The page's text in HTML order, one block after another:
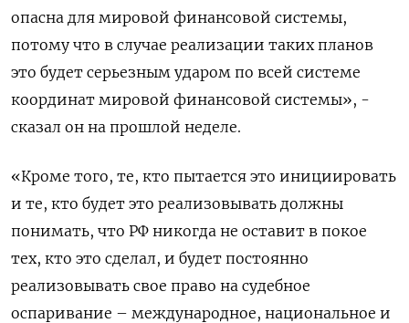
опасна для мировой финансовой системы,
потому что в случае реализации таких планов
это будет серьезным ударом по всей системе
координат мировой финансовой системы», -
сказал он на прошлой неделе.
«Кроме того, те, кто пытается это инициировать
и те, кто будет это реализовывать должны
понимать, что РФ никогда не оставит в покое
тех, кто это сделал, и будет постоянно
реализовывать свое право на судебное
оспаривание – международное, национальное и